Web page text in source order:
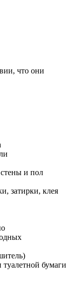
что они
и пол
затирки, клея
бумаги